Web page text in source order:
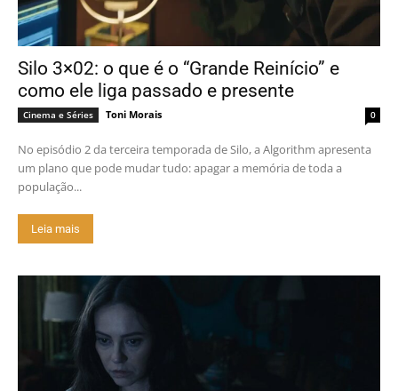
Silo 3×02: o que é o “Grande Reinício” e
como ele liga passado e presente
Cinema e Séries Toni Morais 0
No episódio 2 da terceira temporada de Silo, a Algorithm apresenta
um plano que pode mudar tudo: apagar a memória de toda a
população...
Leia mais